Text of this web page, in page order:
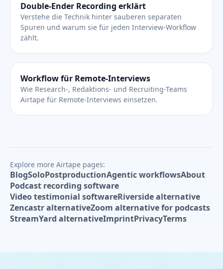
Double-Ender Recording erklärt
Verstehe die Technik hinter sauberen separaten
Spuren und warum sie für jeden Interview-Workflow
zählt.
Workflow für Remote-Interviews
Wie Research-, Redaktions- und Recruiting-Teams
Airtape für Remote-Interviews einsetzen.
Explore more Airtape pages:
BlogSoloPostproductionAgentic workflowsAbout
Podcast recording software
Video testimonial softwareRiverside alternative
Zencastr alternativeZoom alternative for podcasts
StreamYard alternativeImprintPrivacyTerms